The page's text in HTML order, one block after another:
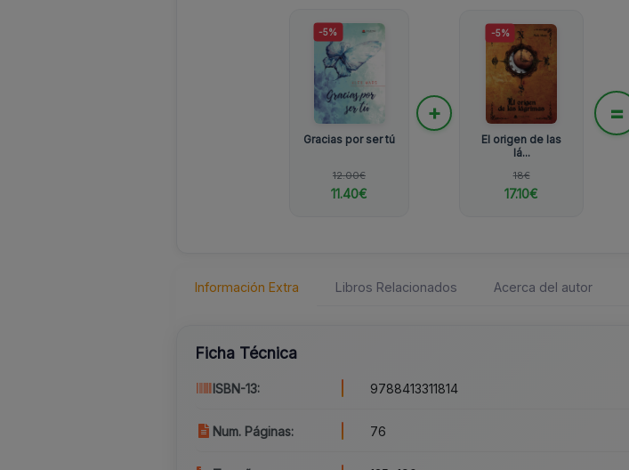
-5%
Gracias por ser tú
12.00€
11.40€
+
-5%
El origen de las
lá...
18€
17.10€
=
Información Extra Libros Relacionados Acerca del autor
Ficha Técnica
ISBN-13: 9788413311814
Num. Páginas: 76